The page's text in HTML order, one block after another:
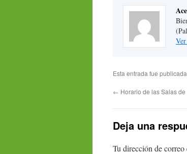
Esta entrada fue
← Horario de las Salas de
Deja una
Tu dirección de